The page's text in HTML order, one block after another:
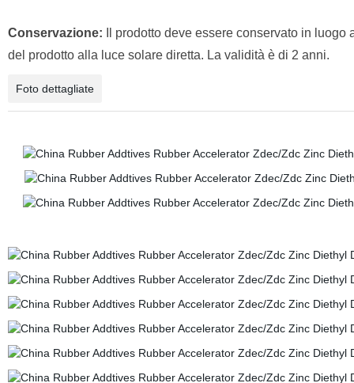
Conservazione: Il prodotto deve essere conservato in
del prodotto alla luce solare diretta. La validità è di 2 anni.
Foto dettagliate